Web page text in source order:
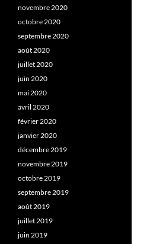
novembre 2020
octobre 2020
septembre 2020
août 2020
juillet 2020
juin 2020
mai 2020
avril 2020
février 2020
janvier 2020
décembre 2019
novembre 2019
octobre 2019
septembre 2019
août 2019
juillet 2019
juin 2019